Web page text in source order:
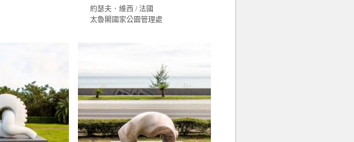
約瑟夫．維西 / 法國
太魯閣國家公園管理處